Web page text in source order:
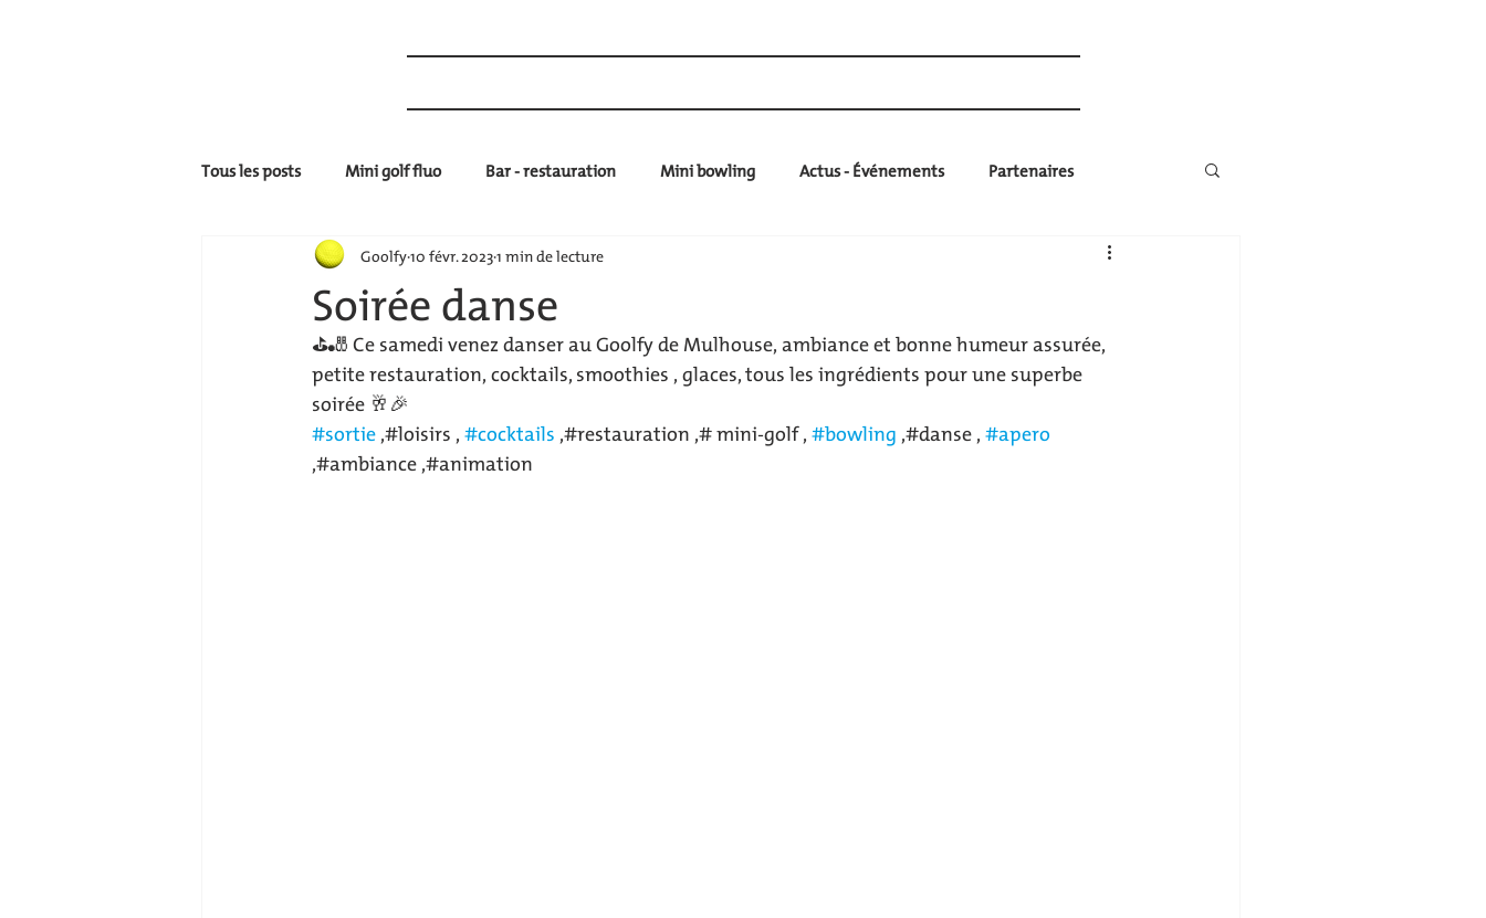
Tous les posts Mini golf fluo Bar - restauration Mini bowling Actus - Événements Partenaires
Soirée danse
Goolfy10 févr. 20231 min de lecture
⛳️🎳 Ce samedi venez danser au Goolfy de Mulhouse, ambiance et bonne humeur assurée,
petite restauration, cocktails, smoothies , glaces, tous les ingrédients pour une superbe
soirée 🥂🎉
#sortie ,#loisirs , #cocktails ,#restauration ,# mini-golf , #bowling ,#danse , #apero
,#ambiance ,#animation